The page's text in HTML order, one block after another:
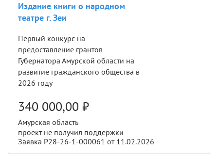
Издание книги о народном
театре г. Зеи
Первый конкурс на
предоставление грантов
Губернатора Амурской области на
развитие гражданского общества в
2026 году
340 000,00 ₽
Амурская область
проект не получил поддержки
Заявка Р28-26-1-000061 от 11.02.2026